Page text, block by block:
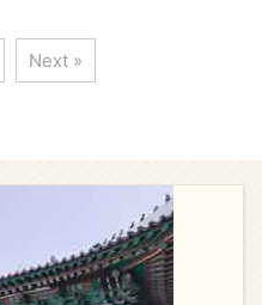
韓国ドラマ《七日の王
妃》10話のあらすじ 9話
山君にチェギョンとの婚
姻を願い出ます。 一方、
チェギョンは父親から
「「チェギョンが王室に
嫁げば、王室が ...
想を交えながらお伝えし
ています。 パク・ミニョ
ン、ヨン・ウジン、イ・
2人の王に愛され7日間だ
け王妃の座につき、廃妃
された女性の悲恋を描い
た歴史ロマンス。 切ない
Next »